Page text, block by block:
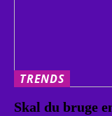
TRENDS
Skal du bruge